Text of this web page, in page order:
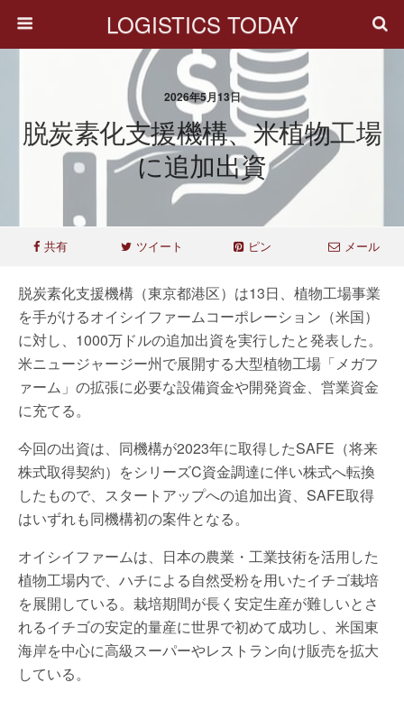
LOGISTICS TODAY
2026年5月13日
脱炭素化支援機構、米植物工場
に追加出資
共有 ツイート ピン メール
脱炭素化支援機構（東京都港区）は13日、植物工場事業
を手がけるオイシイファームコーポレーション（米国）
に対し、1000万ドルの追加出資を実行したと発表した。
米ニュージャージー州で展開する大型植物工場「メガフ
ァーム」の拡張に必要な設備資金や開発資金、営業資金
に充てる。
今回の出資は、同機構が2023年に取得したSAFE（将来
株式取得契約）をシリーズC資金調達に伴い株式へ転換
したもので、スタートアップへの追加出資、SAFE取得
はいずれも同機構初の案件となる。
オイシイファームは、日本の農業・工業技術を活用した
植物工場内で、ハチによる自然受粉を用いたイチゴ栽培
を展開している。栽培期間が長く安定生産が難しいとさ
れるイチゴの安定的量産に世界で初めて成功し、米国東
海岸を中心に高級スーパーやレストラン向け販売を拡大
している。